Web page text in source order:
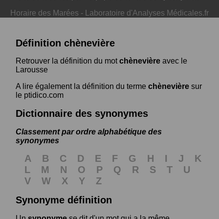
Horaire des Marées - Laboratoire d'Analyses Médicales.fr
Définition chènevière
Retrouver la définition du motchènevière avec le
Larousse
A lire également la définition du terme chènevière sur
le ptidico.com
Dictionnaire des synonymes
Classement par ordre alphabétique des
synonymes
A B C D E F G H I J
K
L
M N O P Q R S T
U
V
W X Y
Z
Synonyme définition